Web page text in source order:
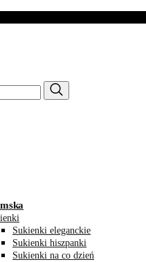
Sukienki eleganckie
Sukienki hiszpanki
Sukienki na co dzień